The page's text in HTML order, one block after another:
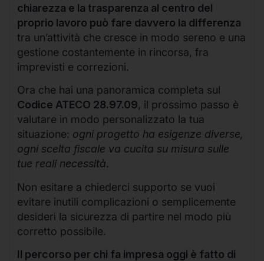
chiarezza e la trasparenza al centro del
proprio lavoro può fare davvero la differenza
tra un’attività che cresce in modo sereno e una
gestione costantemente in rincorsa, fra
imprevisti e correzioni.
Ora che hai una panoramica completa sul
Codice ATECO 28.97.09, il prossimo passo è
valutare in modo personalizzato la tua
situazione: ogni progetto ha esigenze diverse,
ogni scelta fiscale va cucita su misura sulle
tue reali necessità.
Non esitare a chiederci supporto se vuoi
evitare inutili complicazioni o semplicemente
desideri la sicurezza di partire nel modo più
corretto possibile.
Il percorso per chi fa impresa oggi è fatto di